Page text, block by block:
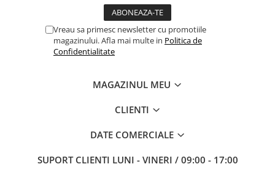
Vreau sa primesc newsletter cu promotiile
magazinului. Afla mai multe in Politica de
Confidentialitate
MAGAZINUL MEU
CLIENTI
DATE COMERCIALE
SUPORT CLIENTI LUNI - VINERI / 09:00 - 17:00